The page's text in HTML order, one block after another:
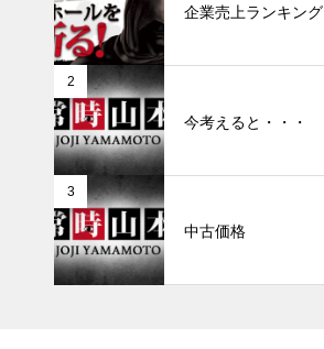
企業売上ランキング
2
今考えると・・・
3
中古価格